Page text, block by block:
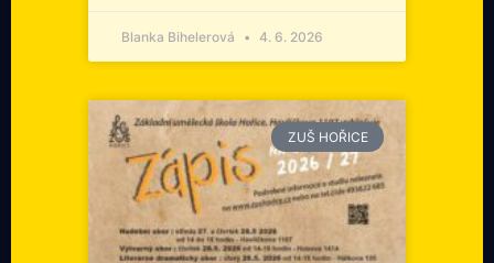
Blanka Bihelerová 4. 6. 2026
ZUŠ HOŘICE